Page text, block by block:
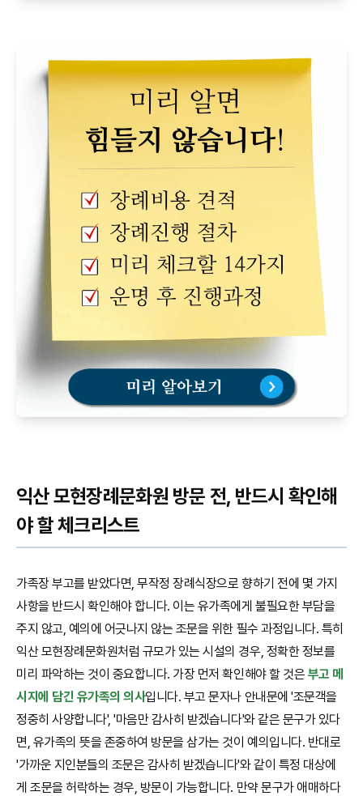
익산 모현장례문화원 방문 전, 반드시 확인해
야 할 체크리스트
가족장 부고를 받았다면, 무작정 장례식장으로 향하기 전에 몇 가지
사항을 반드시 확인해야 합니다. 이는 유가족에게 불필요한 부담을
주지 않고, 예의에 어긋나지 않는 조문을 위한 필수 과정입니다. 특히
익산 모현장례문화원처럼 규모가 있는 시설의 경우, 정확한 정보를
미리 파악하는 것이 중요합니다. 가장 먼저 확인해야 할 것은 부고 메
시지에 담긴 유가족의 의사입니다. 부고 문자나 안내문에 '조문객을
정중히 사양합니다', '마음만 감사히 받겠습니다'와 같은 문구가 있다
면, 유가족의 뜻을 존중하여 방문을 삼가는 것이 예의입니다. 반대로
'가까운 지인분들의 조문은 감사히 받겠습니다'와 같이 특정 대상에
게 조문을 허락하는 경우, 방문이 가능합니다. 만약 문구가 애매하다